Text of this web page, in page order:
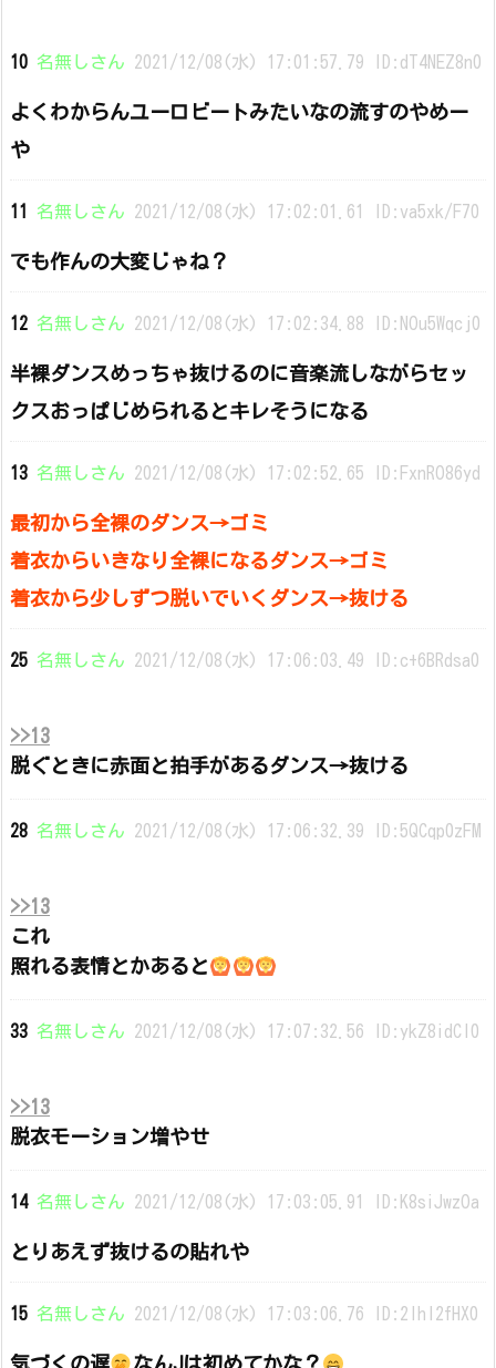
10 名無しさん 2021/12/08(水) 17:01:57.79 ID:dT4NEZ8n0
よくわからんユーロビートみたいなの流すのやめー
や
11 名無しさん 2021/12/08(水) 17:02:01.61 ID:va5xk/F70
でも作んの大変じゃね？
12 名無しさん 2021/12/08(水) 17:02:34.88 ID:NOu5Wqcj0
半裸ダンスめっちゃ抜けるのに音楽流しながらセッ
クスおっぱじめられるとキレそうになる
13 名無しさん 2021/12/08(水) 17:02:52.65 ID:FxnRO86yd
最初から全裸のダンス→ゴミ
着衣からいきなり全裸になるダンス→ゴミ
着衣から少しずつ脱いでいくダンス→抜ける
25 名無しさん 2021/12/08(水) 17:06:03.49 ID:c+6BRdsa0
>>13
脱ぐときに赤面と拍手があるダンス→抜ける
28 名無しさん 2021/12/08(水) 17:06:32.39 ID:5QCqp0zFM
>>13
これ
照れる表情とかあると
33 名無しさん 2021/12/08(水) 17:07:32.56 ID:ykZ8idCI0
>>13
脱衣モーション増やせ
14 名無しさん 2021/12/08(水) 17:03:05.91 ID:K8siJwzOa
とりあえず抜けるの貼れや
15 名無しさん 2021/12/08(水) 17:03:06.76 ID:2IhI2fHX0
気づくの遅 なんJは初めてかな？